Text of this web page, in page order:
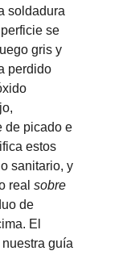
soldadura
se
gris y
perdido
de picado e
estos
sanitario, y
real sobre
de
El
guía